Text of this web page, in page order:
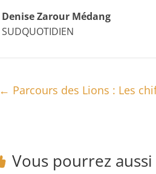
Denise Zarour Médang
SUDQUOTIDIEN
← Parcours des Lions : Les
Vous pourrez